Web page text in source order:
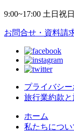
9:00~17:00 土日祝
お問合せ・資料請
プライバシ
旅行業約款
ホーム
私たちについ